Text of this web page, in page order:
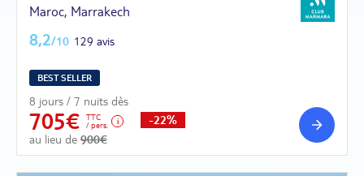
Maroc, Marrakech
8,2/10 129 avis
BEST SELLER
8 jours / 7 nuits dès
705€
TTC
/ pers.
au lieu de 900€
-22%